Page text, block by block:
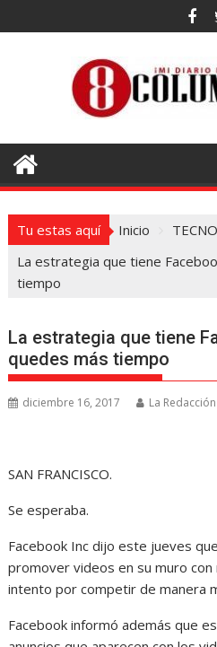
al
Tu estas aquí Inicio
La estrategia que tiene
tiempo
La estrategia que tiene
quedes más tiempo
diciembre 16, 2017 La Redacción
SAN FRANCISCO.
Se esperaba.
Facebook Inc dijo este jueves
promover videos en su muro con
intento por competir de manera
Facebook informó además que